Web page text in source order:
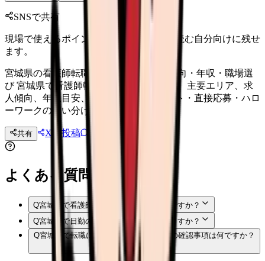
SNSで共有
現場で使えるポイントを、同僚やあとで読む自分向けに残せ
ます。
宮城県の看護師転職ガイド 2026｜求人傾向・年収・職場選
び 宮城県で看護師転職を考える人向けに、主要エリア、求
人傾向、年収目安、職場選び、転職サイト・直接応募・ハロ
ーワークの使い分けを整理。
共有 Xに投稿 LINE
よくある質問
Q宮城県で看護師転職サイトは使うべきですか？
Q宮城県で日勤のみの看護師求人はありますか？
Q宮城県で転職に失敗しないための一番の確認事項は何ですか？